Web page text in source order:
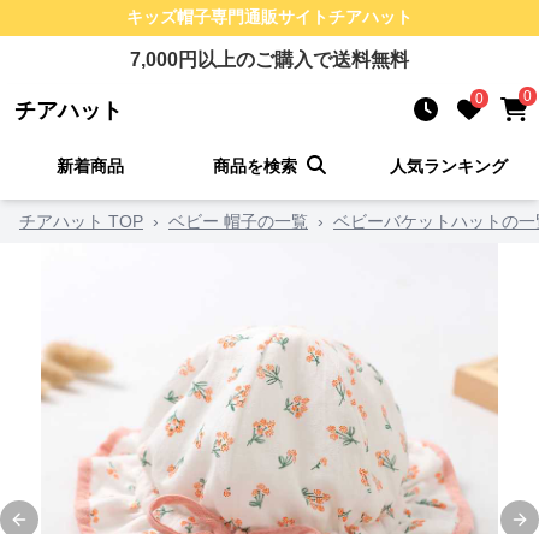
キッズ帽子専門通販サイトチアハット
7,000円以上のご購入で送料無料
チアハット 0 0
新着商品 商品を検索 人気ランキング
チアハット TOP › ベビー 帽子の一覧 › ベビーバケットハットの一
Previous slide